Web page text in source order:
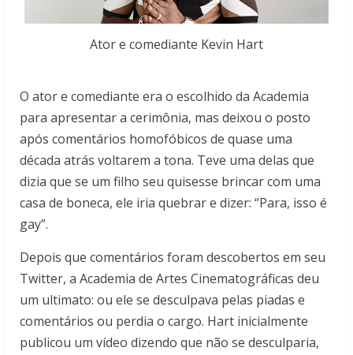
Ator e comediante Kevin Hart
O ator e comediante era o escolhido da Academia
para apresentar a cerimônia, mas deixou o posto
após comentários homofóbicos de quase uma
década atrás voltarem a tona. Teve uma delas que
dizia que se um filho seu quisesse brincar com uma
casa de boneca, ele iria quebrar e dizer: “Para, isso é
gay”.
Depois que comentários foram descobertos em seu
Twitter, a Academia de Artes Cinematográficas deu
um ultimato: ou ele se desculpava pelas piadas e
comentários ou perdia o cargo. Hart inicialmente
publicou um vídeo dizendo que não se desculparia,